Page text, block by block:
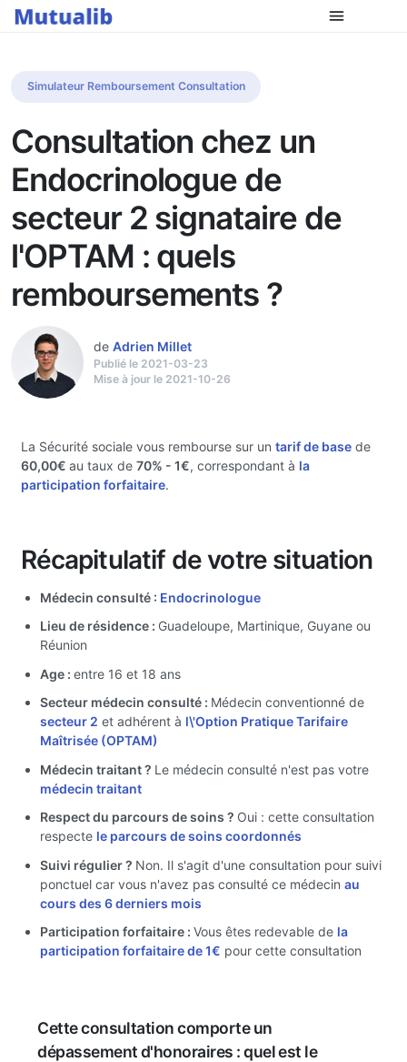
Simulateur Remboursement Consultation
Consultation chez un
Endocrinologue de
secteur 2 signataire de
l'OPTAM : quels
remboursements ?
de Adrien Millet
Publié le 2021-03-23
Mise à jour le 2021-10-26
La Sécurité sociale vous rembourse sur un tarif de basede
60,00€ au taux de 70% - 1€, correspondant à la
participation forfaitaire.
Récapitulatif de votre situation
Médecin consulté : Endocrinologue
Lieu de résidence : Guadeloupe, Martinique, Guyane ou
Réunion
Age : entre 16 et 18 ans
Secteur médecin consulté : Médecin conventionné de
secteur 2 et adhérent à l\'Option Pratique Tarifaire
Maîtrisée (OPTAM)
Médecin traitant ? Le médecin consulté n'est pas votre
médecin traitant
Respect du parcours de soins ? Oui : cette consultation
respecte le parcours de soins coordonnés
Suivi régulier ? Non. Il s'agit d'une consultation pour suivi
ponctuel car vous n'avez pas consulté ce médecin au
cours des 6 derniers mois
Participation forfaitaire : Vous êtes redevable de la
participation forfaitaire de 1€ pour cette consultation
Cette consultation comporte un
dépassement d'honoraires : quel est le